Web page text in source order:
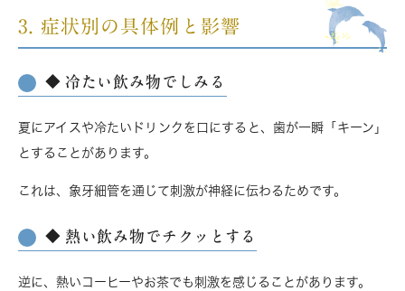
3. 症状別の具体例と影響
◆ 冷たい飲み物でしみる
夏にアイスや冷たいドリンクを口にすると、歯が一瞬「キーン」
とすることがあります。
これは、象牙細管を通じて刺激が神経に伝わるためです。
◆ 熱い飲み物でチクッとする
逆に、熱いコーヒーやお茶でも刺激を感じることがあります。